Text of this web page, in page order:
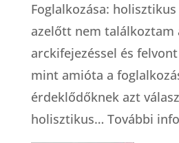
Foglalkozása: holisztikus
azelőtt nem találkoztam
arckifejezéssel és
mint amióta a
érdeklődőknek azt
holisztikus… További